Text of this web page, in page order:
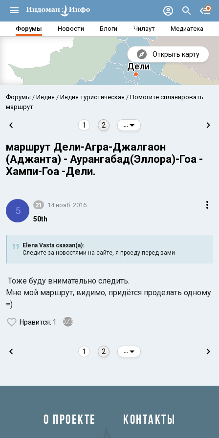
Форумы Новости Блоги Чилаут Медиатека
Открыть карту
Аравийское море
Форумы Индия Индия туристическая
Помогите спланировать
маршрут
1 2
маршрут Дели-Агра-Джалгаон
(Аджанта) - Аурангабад(Эллора)-Гоа -
Хампи-Гоа -Дели.
5 21 14 нояб. 2016
50th
Elena Vasta сказал(а):
Следите за новостями на сайте, я проеду перед вами
Тоже буду внимательно следить.
Мне мой маршрут, видимо, придётся проделать одному.
=)
Нравится: 1 OZS
1 2
О ПРОЕКТЕ КОНТАКТЫ